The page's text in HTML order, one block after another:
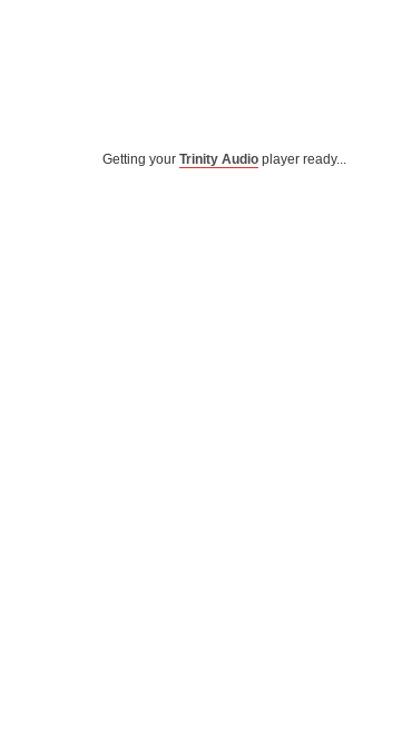
Getting your Trinity Audio player ready...